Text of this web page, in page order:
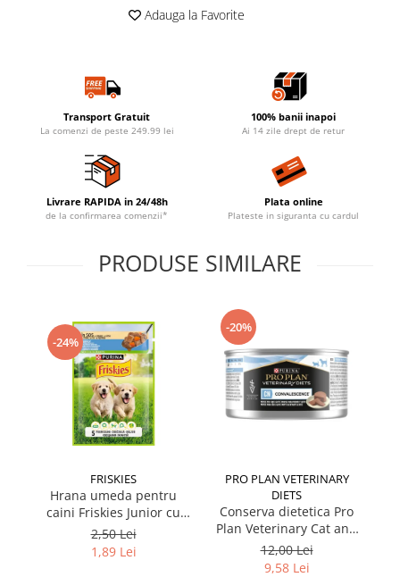
Adauga la Favorite
Transport Gratuit
La comenzi de peste 249.99 lei
100% banii inapoi
Ai 14 zile drept de retur
Livrare RAPIDA in 24/48h
de la confirmarea comenzii*
Plata online
Plateste in siguranta cu cardul
PRODUSE SIMILARE
-24%
FRISKIES
Hrana umeda pentru
caini Friskies Junior cu
pui & mazare 85 gr
2,50 Lei
1,89 Lei
-20%
PRO PLAN VETERINARY
DIETS
Conserva dietetica Pro
Plan Veterinary Cat and
Dog Convalescence 195
gr
12,00 Lei
9,58 Lei